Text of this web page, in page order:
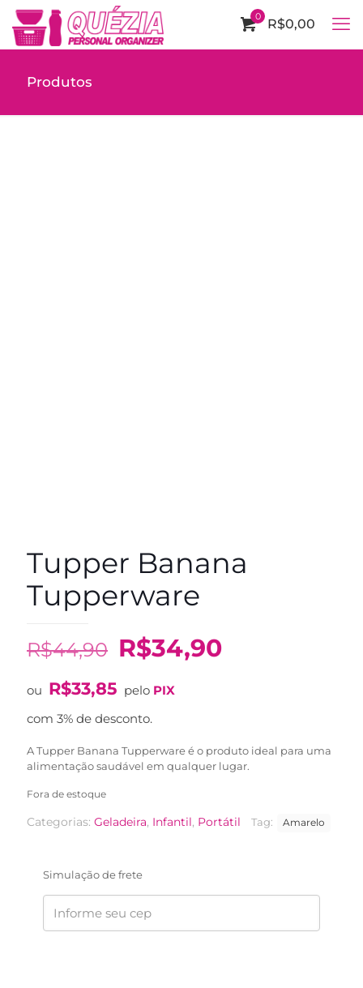
0 R$0,00
Produtos
Tupper Banana
Tupperware
R$44,90 O
original
era:
R$44,90.
R$34,90O
R$34,90.
ou R$33,85 pelo PIX
com 3% de desconto.
A Tupper Banana Tupperware é o produto ideal para uma
alimentação saudável em qualquer lugar.
Fora de estoque
Categorias: Geladeira, Infantil, Portátil Tag: Amarelo
Simulação de frete